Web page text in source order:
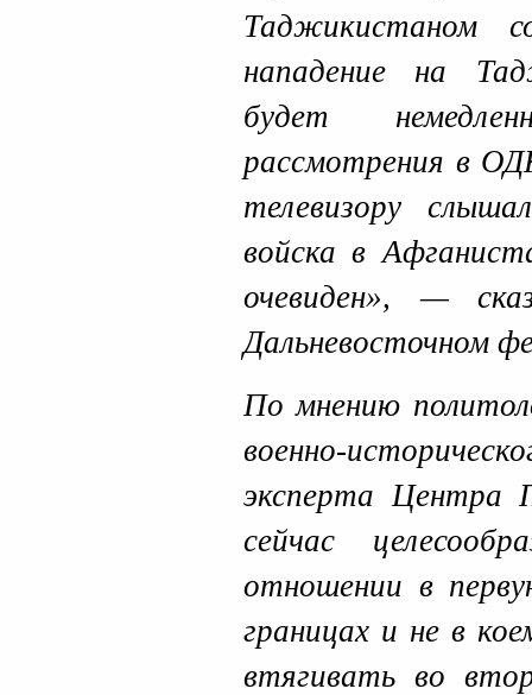
Таджикистаном
нападение на
будет
рассмотрения в
телевизору
войска в
очевиден», —
Дальневосточном
По мнению
военно-
эксперта
сейчас
отношении в
границах и не в
втягивать во